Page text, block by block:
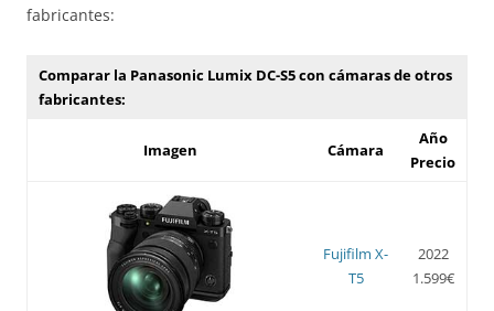
fabricantes:
Comparar la Panasonic Lumix DC-S5 con cámaras de otros
fabricantes:
Imagen Cámara
Año
Precio
Fujifilm X-
T5
2022
1.599€